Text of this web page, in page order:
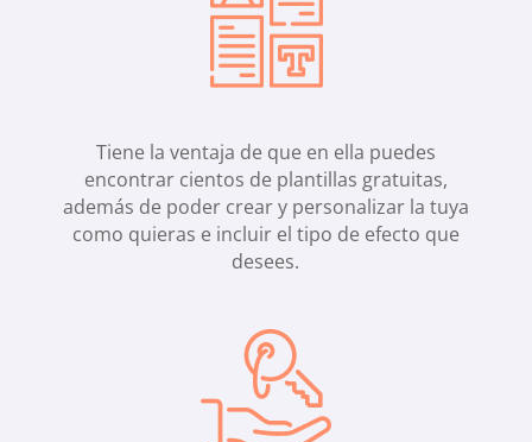
Tiene la ventaja de que en ella puedes
encontrar cientos de plantillas gratuitas,
además de poder crear y personalizar la tuya
como quieras e incluir el tipo de efecto que
desees.